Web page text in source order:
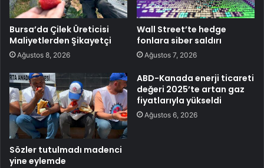
Bursa’da Çilek Üreticisi
Maliyetlerden Şikayetçi
Ağustos 8, 2026
Wall Street’te hedge
fonlara siber saldırı
Ağustos 7, 2026
Sözler tutulmadı madenci
yine eylemde
ABD-Kanada enerji ticareti
değeri 2025’te artan gaz
fiyatlarıyla yükseldi
Ağustos 6, 2026